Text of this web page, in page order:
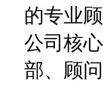
的专业
公司核
部、顾